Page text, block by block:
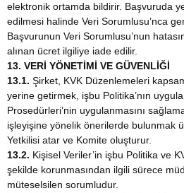
elektronik ortamda bildirir. Başvuruda
edilmesi halinde Veri Sorumlusu’nca
Başvurunun Veri Sorumlusu’nun
alınan ücret ilgiliye iade edilir.
13. VERİ YÖNETİMİ VE GÜVENLİĞİ
13.1. Şirket, KVK Düzenlemeleri
yerine getirmek, işbu Politika’nın
Prosedürleri’nin uygulanmasını
işleyişine yönelik önerilerde bulunmak
Yetkilisi atar ve Komite oluşturur.
13.2. Kişisel Veriler’in işbu Politika ve
şekilde korunmasından ilgili sürece
müteselsilen sorumludur.